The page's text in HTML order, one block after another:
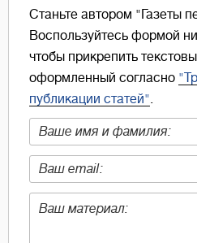
Станьте автором "Газеты
Воспользуйтесь формой
чтобы прикрепить
оформленный согласно
публикации статей"